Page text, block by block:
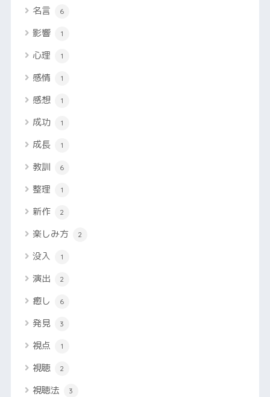
名言 6
影響 1
心理 1
感情 1
感想 1
成功 1
成長 1
教訓 6
整理 1
新作 2
楽しみ方 2
没入 1
演出 2
癒し 6
発見 3
視点 1
視聴 2
視聴法 3